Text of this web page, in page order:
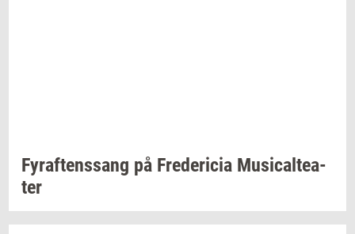
Fyraf­tens­sang på Fre­de­ri­cia Mu­si­cal­te­a­
ter